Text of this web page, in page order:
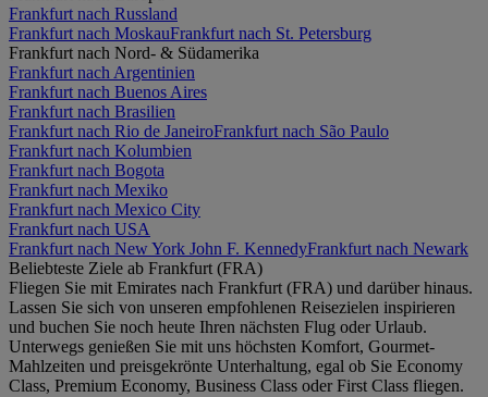
Frankfurt nach Russland
Frankfurt nach MoskauFrankfurt nach St. Petersburg
Frankfurt nach Nord- & Südamerika
Frankfurt nach Argentinien
Frankfurt nach Buenos Aires
Frankfurt nach Brasilien
Frankfurt nach Rio de JaneiroFrankfurt nach São Paulo
Frankfurt nach Kolumbien
Frankfurt nach Bogota
Frankfurt nach Mexiko
Frankfurt nach Mexico City
Frankfurt nach USA
Frankfurt nach New York John F. KennedyFrankfurt nach Newark
Beliebteste Ziele ab Frankfurt (FRA)
Fliegen Sie mit Emirates nach Frankfurt (FRA) und darüber hinaus.
Lassen Sie sich von unseren empfohlenen Reisezielen inspirieren
und buchen Sie noch heute Ihren nächsten Flug oder Urlaub.
Unterwegs genießen Sie mit uns höchsten Komfort, Gourmet-
Mahlzeiten und preisgekrönte Unterhaltung, egal ob Sie Economy
Class, Premium Economy, Business Class oder First Class fliegen.